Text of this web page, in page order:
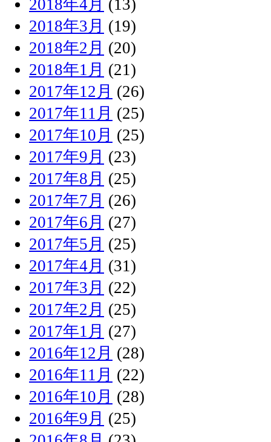
2018年4月 (13)
2018年3月 (19)
2018年2月 (20)
2018年1月 (21)
2017年12月 (26)
2017年11月 (25)
2017年10月 (25)
2017年9月 (23)
2017年8月 (25)
2017年7月 (26)
2017年6月 (27)
2017年5月 (25)
2017年4月 (31)
2017年3月 (22)
2017年2月 (25)
2017年1月 (27)
2016年12月 (28)
2016年11月 (22)
2016年10月 (28)
2016年9月 (25)